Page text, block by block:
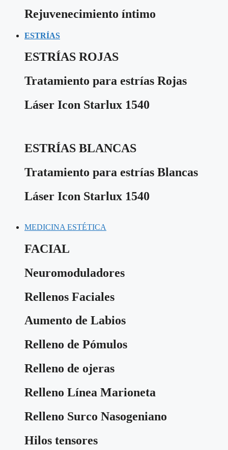
Rejuvenecimiento íntimo
ESTRÍAS
ESTRÍAS ROJAS
Tratamiento para estrías Rojas
Láser Icon Starlux 1540
ESTRÍAS BLANCAS
Tratamiento para estrías Blancas
Láser Icon Starlux 1540
MEDICINA ESTÉTICA
FACIAL
Neuromoduladores
Rellenos Faciales
Aumento de Labios
Relleno de Pómulos
Relleno de ojeras
Relleno Línea Marioneta
Relleno Surco Nasogeniano
Hilos tensores